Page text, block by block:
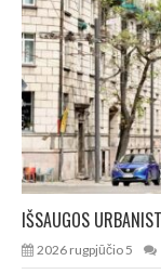
2026 rugpjūčio 5